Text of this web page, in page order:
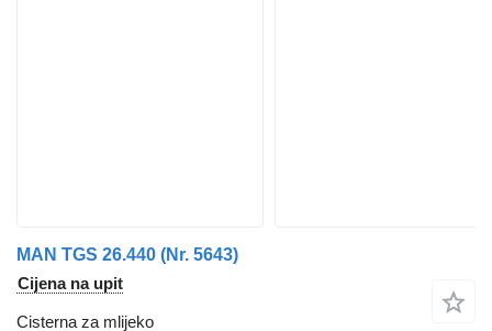
MAN TGS 26.440 (Nr. 5643)
Cijena na upit
Cisterna za mlijeko